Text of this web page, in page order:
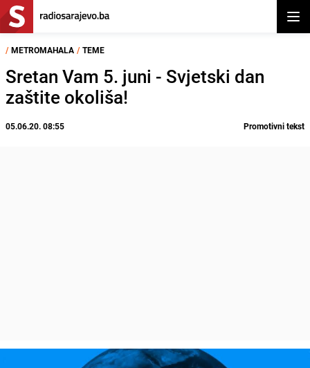
/ METROMAHALA / TEME
Sretan Vam 5. juni - Svjetski dan
zaštite okoliša!
05.06.20. 08:55 Promotivni tekst